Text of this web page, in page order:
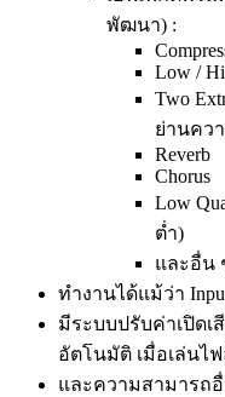
พัฒนา) :
Low /
Two
ย่านคว
Reverb
Chorus
Low
ต่ำ)
และอื่น
ทำงานได้แม้ว่า
มีระบบปรับค่าเปิดเสี
อัตโนมัติ เมื่อเล่นไ
และความสามารถ